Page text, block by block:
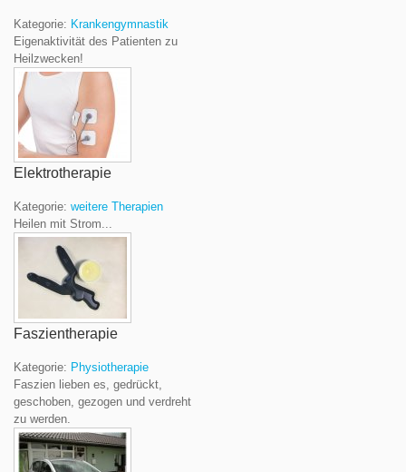
Kategorie: Krankengymnastik
Eigenaktivität des Patienten zu
Heilzwecken!
Elektrotherapie
Kategorie: weitere Therapien
Heilen mit Strom...
Faszientherapie
Kategorie: Physiotherapie
Faszien lieben es, gedrückt,
geschoben, gezogen und verdreht
zu werden.